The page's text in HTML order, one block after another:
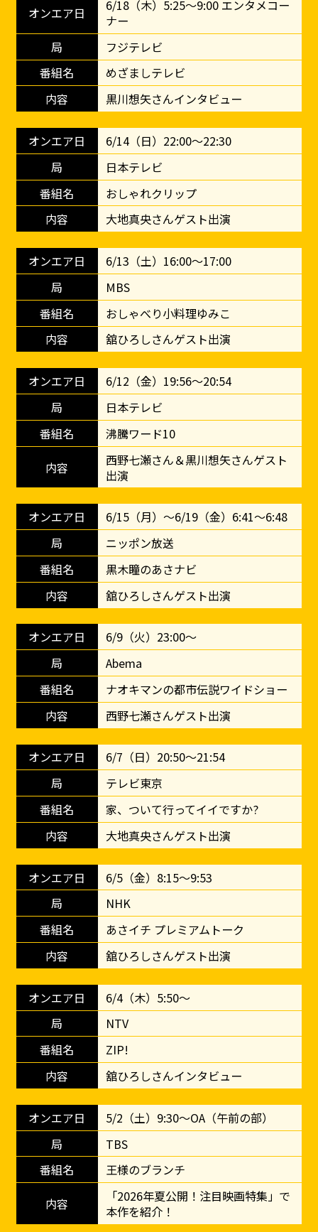
6/18（木）5:25～9:00 エンタメコー
ナー
フジテレビ
めざましテレビ
黒川想矢さんインタビュー
6/14（日）22:00～22:30
日本テレビ
おしゃれクリップ
大地真央さんゲスト出演
6/13（土）16:00～17:00
MBS
おしゃべり小料理ゆみこ
舘ひろしさんゲスト出演
6/12（金）19:56～20:54
日本テレビ
沸騰ワード10
西野七瀬さん＆黒川想矢さんゲスト
出演
6/15（月）～6/19（金）6:41～6:48
ニッポン放送
黒木瞳のあさナビ
舘ひろしさんゲスト出演
6/9（火）23:00～
Abema
ナオキマンの都市伝説ワイドショー
西野七瀬さんゲスト出演
6/7（日）20:50～21:54
テレビ東京
家、ついて行ってイイですか?
大地真央さんゲスト出演
6/5（金）8:15〜9:53
NHK
あさイチ プレミアムトーク
舘ひろしさんゲスト出演
6/4（木）5:50～
NTV
ZIP!
舘ひろしさんインタビュー
5/2（土）9:30～OA（午前の部）
TBS
王様のブランチ
「2026年夏公開！注目映画特集」で
本作を紹介！